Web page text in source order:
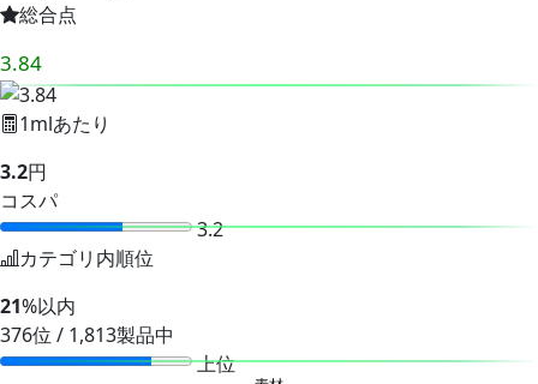
総合点
3.84
1mlあたり
3.2円
コスパ
3.2
カテゴリ内順位
21%以内
376位 / 1,813製品中
上位